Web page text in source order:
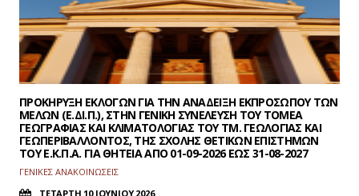
ΠΡΟΚΗΡΥΞΗ ΕΚΛΟΓΩΝ ΓΙΑ ΤΗΝ ΑΝΑΔΕΙΞΗ ΕΚΠΡΟΣΩΠΟΥ ΤΩΝ
ΜΕΛΩΝ (Ε.ΔΙ.Π.), ΣΤΗΝ ΓΕΝΙΚΗ ΣΥΝΕΛΕΥΣΗ ΤΟΥ ΤΟΜΕΑ
ΓΕΩΓΡΑΦΙΑΣ ΚΑΙ ΚΛΙΜΑΤΟΛΟΓΙΑΣ ΤΟΥ ΤΜ. ΓΕΩΛΟΓΙΑΣ ΚΑΙ
ΓΕΩΠΕΡΙΒΑΛΛΟΝΤΟΣ, ΤΗΣ ΣΧΟΛΗΣ ΘΕΤΙΚΩΝ ΕΠΙΣΤΗΜΩΝ
ΤΟΥ Ε.Κ.Π.Α. ΓΙΑ ΘΗΤΕΙΑ ΑΠΟ 01-09-2026 ΕΩΣ 31-08-2027
ΓΕΝΙΚΕΣ ΑΝΑΚΟΙΝΩΣΕΙΣ
ΤΕΤΑΡΤΗ 10 ΙΟΥΝΙΟΥ 2026